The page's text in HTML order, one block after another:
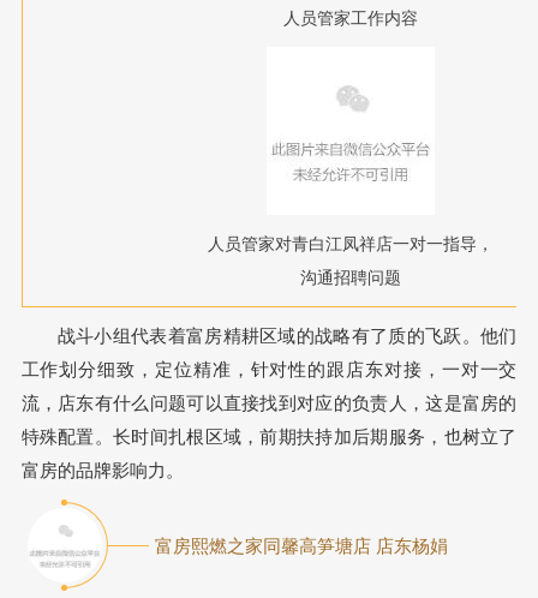
人员管家工作内容
人员管家对青白江凤祥店一对一指导，
沟通招聘问题
战斗小组代表着富房精耕区域的战略有了质的飞跃。他们
工作划分细致，定位精准，针对性的跟店东对接，一对一交
流，店东有什么问题可以直接找到对应的负责人，这是富房的
特殊配置。长时间扎根区域，前期扶持加后期服务，也树立了
富房的品牌影响力。
富房熙燃之家同馨高笋塘店 店东杨娟